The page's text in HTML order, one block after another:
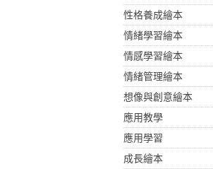
性格養成繪本
情緒學習繪本
情感學習繪本
情緒管理繪本
想像與創意繪本
應用教學
應用學習
成長繪本